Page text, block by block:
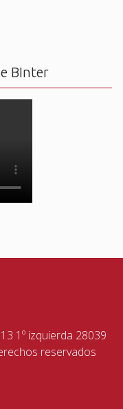
BInter
1º izquierda 28039
reservados